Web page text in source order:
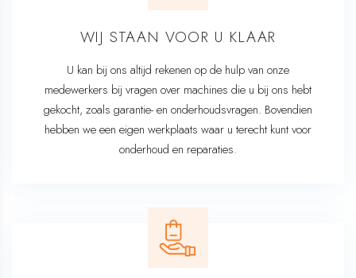
WIJ STAAN VOOR U KLAAR
U kan bij ons altijd rekenen op de hulp van onze
medewerkers bij vragen over machines die u bij ons hebt
gekocht, zoals garantie- en onderhoudsvragen. Bovendien
hebben we een eigen werkplaats waar u terecht kunt voor
onderhoud en reparaties.